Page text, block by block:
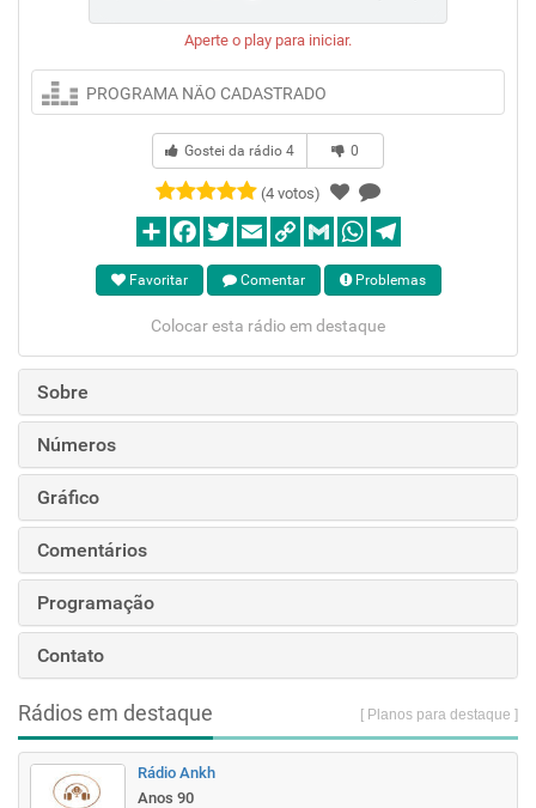
Aperte o play para iniciar.
PROGRAMA NÃO CADASTRADO
Gostei da rádio 4 0
(4 votos)
Favoritar Comentar Problemas
Colocar esta rádio em destaque
Sobre
Números
Gráfico
Comentários
Programação
Contato
Rádios em destaque [ Planos para destaque ]
Rádio Ankh
Anos 90